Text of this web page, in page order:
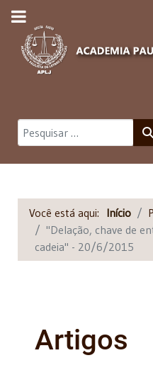
Pesquisar
Você está aqui: Início
"Delação, chave de
cadeia" - 20/6/2015
Artigos